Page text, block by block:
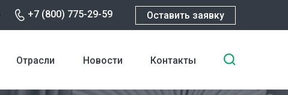
+7 (800) 775-29-59 Оставить заявку
Отрасли Новости Контакты
слова